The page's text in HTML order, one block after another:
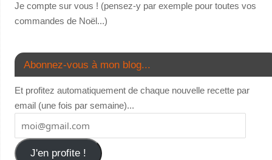
Je compte sur vous ! (pensez-y par exemple pour toutes vos
commandes de Noël...)
Abonnez-vous à mon blog...
Et profitez automatiquement de chaque nouvelle recette par
email (une fois par semaine)...
J'en profite !